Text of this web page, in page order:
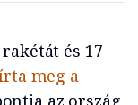
és 17
meg a
az ország